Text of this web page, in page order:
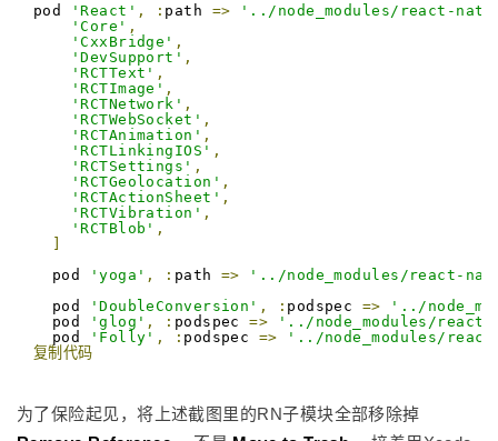
pod 'React' , : path =>
'../node_modules/react-
'Core' ,
'CxxBridge' ,
'DevSupport' ,
'RCTText' ,
'RCTImage' ,
'RCTNetwork' ,
'RCTWebSocket' ,
'RCTAnimation' ,
'RCTLinkingIOS' ,
'RCTSettings' ,
'RCTGeolocation' ,
'RCTActionSheet' ,
'RCTVibration' ,
'RCTBlob' ,
  pod
'yoga' , : path =>
'../node_modules/react-
  pod
'DoubleConversion' , : podspec =>
'../
  pod
'glog' , : podspec =>
'../node_modules/
  pod
'Folly' , : podspec =>
'../node_modules/
复制代码
为了保险起见，将上述截图里的RN子模块全部移除掉